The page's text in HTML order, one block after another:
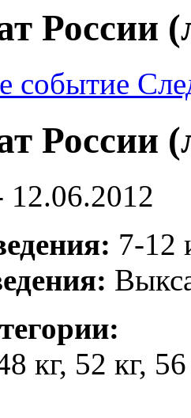
России
событие
России
12.06.2012
7-12
52 кг, 56